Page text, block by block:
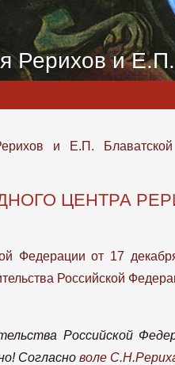
Рерихов и
и Е.П. Блаватской
ЦЕНТРА
Федерации от 17
Российской
Российской
Согласно воле